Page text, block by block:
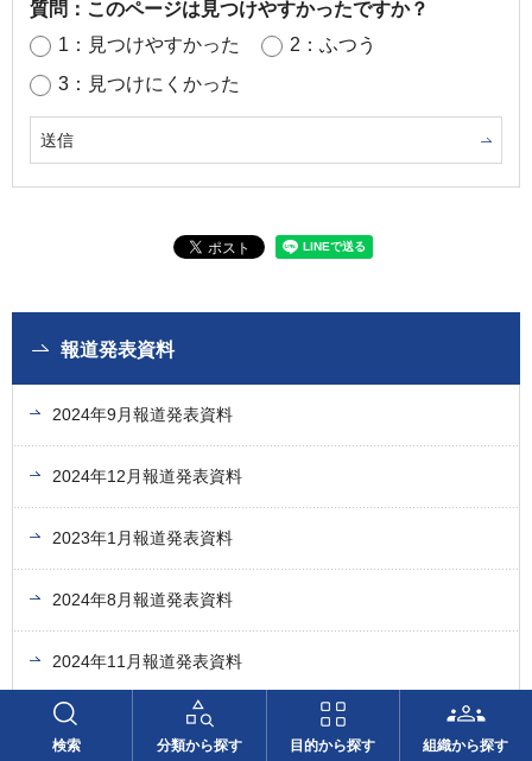
検索 分類から探す 目的から探す 組織から探す
質問：このページは見つけやすかったですか？
1：見つけやすかった
2：ふつう
3：見つけにくかった
報道発表資料
2024年9月報道発表資料
2024年12月報道発表資料
2023年1月報道発表資料
2024年8月報道発表資料
2024年11月報道発表資料
もっと見る